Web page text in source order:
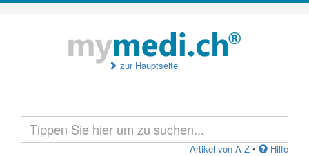
zur Hauptseite
Artikel von A-Z • Hilfe